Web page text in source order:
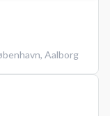
, Aalborg